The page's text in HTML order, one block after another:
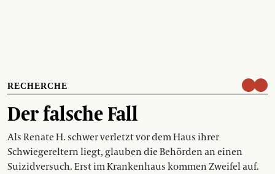
RECHERCHE
Der falsche Fall
Als Renate H. schwer verletzt vor dem Haus ihrer
Schwiegereltern liegt, glauben die Behörden an einen
Suizidversuch. Erst im Krankenhaus kommen Zweifel auf.